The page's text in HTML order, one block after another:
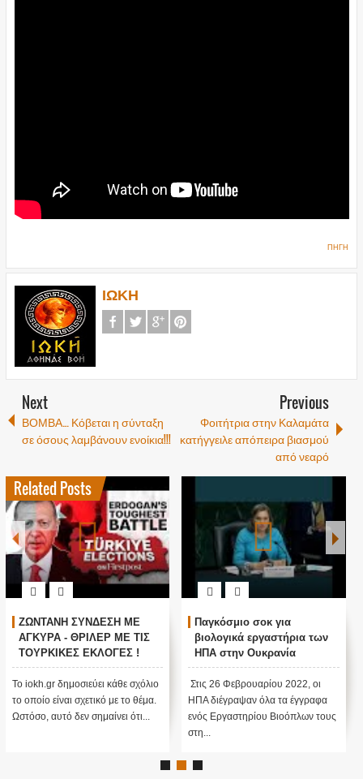
ΠΗΓΗ
ΙΩΚΗ
Next
ΒΟΜΒΑ… Κόβεται η σύνταξη
σε όσους λαμβάνουν ενοίκια!!!
Previous
Φοιτήτρια στην Καλαμάτα
κατήγγειλε απόπειρα βιασμού
από νεαρό
Related Posts
ΖΩΝΤΑΝΗ ΣΥΝΔΕΣΗ ΜΕ
ΑΓΚΥΡΑ - ΘΡΙΛΕΡ ΜΕ ΤΙΣ
ΤΟΥΡΚΙΚΕΣ ΕΚΛΟΓΕΣ !
Το iokh.gr δημοσιεύει κάθε σχόλιο
το οποίο είναι σχετικό με το θέμα.
Ωστόσο, αυτό δεν σημαίνει ότι...
Παγκόσμιο σοκ για
βιολογικά εργαστήρια των
ΗΠΑ στην Ουκρανία
Στις 26 Φεβρουαρίου 2022, οι
ΗΠΑ διέγραψαν όλα τα έγγραφα
ενός Εργαστηρίου Βιοόπλων τους
στη...